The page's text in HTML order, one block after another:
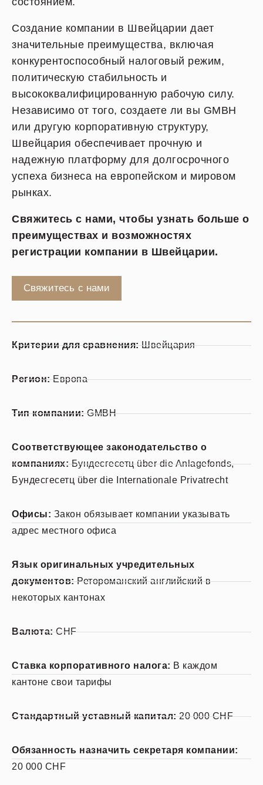
Создание компании в Швейцарии дает
значительные преимущества, включая
конкурентоспособный налоговый режим,
политическую стабильность и
высококвалифицированную рабочую силу.
Независимо от того, создаете ли вы GMBH
или другую корпоративную структуру,
Швейцария обеспечивает прочную и
надежную платформу для долгосрочного
успеха бизнеса на европейском и мировом
рынках.
Свяжитесь с нами, чтобы узнать больше о
преимуществах и возможностях
регистрации компании в Швейцарии.
Свяжитесь с нами
Критерии для сравнения:Швейцария
Регион:Европа
Тип компании:GMBH
Соответствующее законодательство о
компаниях:Бундесгесетц über die Anlagefonds,
Бундесгесетц über die Internationale Privatrecht
Офисы: Закон обязывает компании указывать
адрес местного офиса
Язык оригинальных учредительных
документов:Ретороманский английский в
некоторых кантонах
Валюта:CHF
Ставка корпоративного налога: В каждом
кантоне свои тарифы
Стандартный уставный капитал:20 000 CHF
Обязанность назначить секретаря компании:
20 000 CHF